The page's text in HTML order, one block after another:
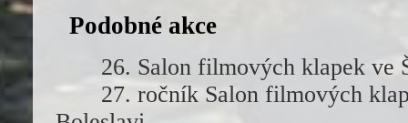
Podobné akce
26. Salon filmových klapek
27. ročník Salon filmových